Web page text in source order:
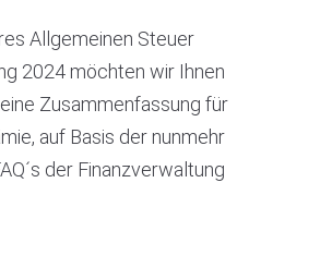
Allgemeinen Steuer
2024 möchten wir Ihnen
Zusammenfassung für
auf Basis der nunmehr
der Finanzverwaltung